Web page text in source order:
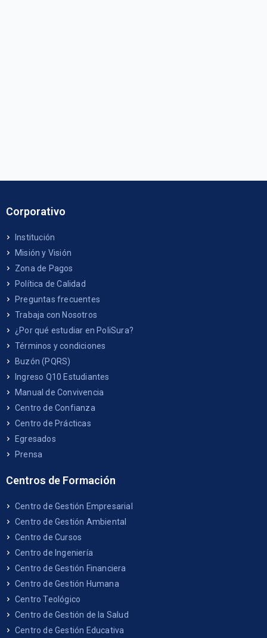
Corporativo
Institución
Misión y Visión
Zona de Pagos
Política de Calidad
Preguntas frecuentes
Trabaja con Nosotros
¿Por qué estudiar en PoliSura?
Términos y condiciones
Buzón (PQRS)
Ingreso Q10 Estudiantes
Manual de Convivencia
Centro de Confianza
Centro de Prácticas
Egresados
Prensa
Centros de Formación
Centro de Gestión Empresarial
Centro de Gestión Ambiental
Centro de Cursos
Centro de Ingeniería
Centro de Gestión Financiera
Centro de Gestión Humana
Centro Teológico
Centro de Gestión de la Salud
Centro de Gestión Educativa